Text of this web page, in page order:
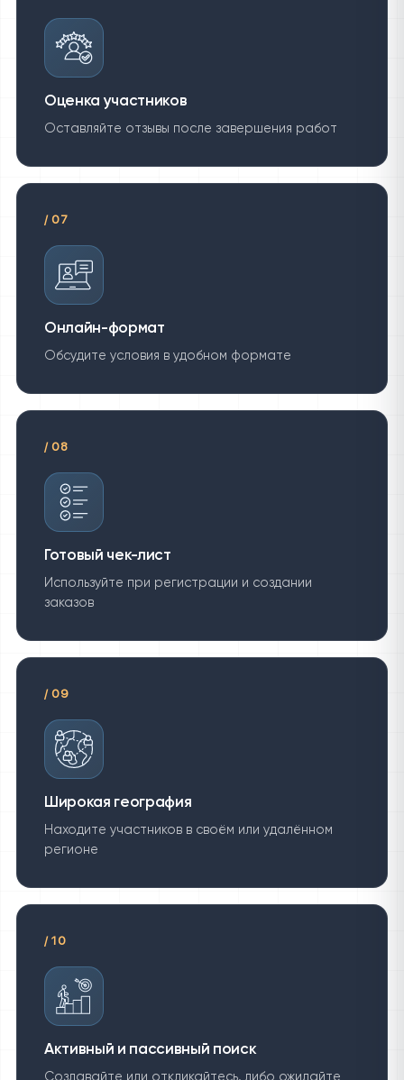
Оценка участников
Оставляйте отзывы после завершения работ
/07
Онлайн-формат
Обсудите условия в удобном формате
/08
Готовый чек-лист
Используйте при регистрации и создании
заказов
/09
Широкая география
Находите участников в своём или удалённом
регионе
/10
Активный и пассивный поиск
Создавайте или откликайтесь, либо ожидайте